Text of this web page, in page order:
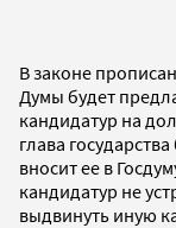
В законе
Думы будет
кандидатур на
глава
вносит ее в
кандидатур не
выдвинуть иную